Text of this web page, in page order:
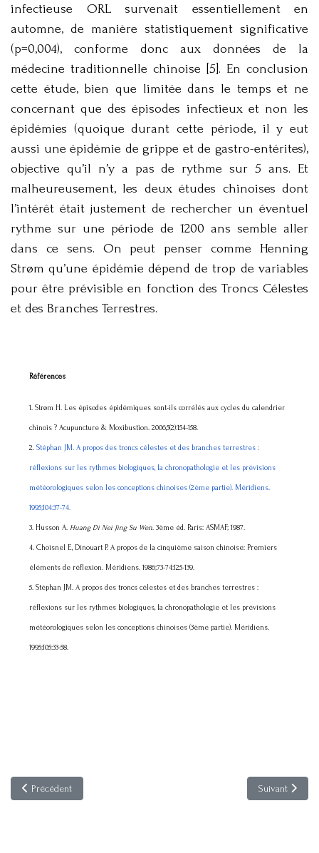
infectieuse ORL survenait essentiellement en
automne, de manière statistiquement significative
(p=0,004), conforme donc aux données de la
médecine traditionnelle chinoise [5]. En conclusion
cette étude, bien que limitée dans le temps et ne
concernant que des épisodes infectieux et non les
épidémies (quoique durant cette période, il y eut
aussi une épidémie de grippe et de gastro-entérites),
objective qu’il n’y a pas de rythme sur 5 ans. Et
malheureusement, les deux études chinoises dont
l’intérêt était justement de rechercher un éventuel
rythme sur une période de 1200 ans semble aller
dans ce sens. On peut penser comme Henning
Strøm qu’une épidémie dépend de trop de variables
pour être prévisible en fonction des Troncs Célestes
et des Branches Terrestres.
Références
1. Strøm H. Les épisodes épidémiques sont-ils corrélés aux cycles du calendrier
chinois ? Acupuncture & Moxibustion. 2006,5(2):154-158.
2. Stéphan JM. A propos des troncs célestes et des branches terrestres :
réflexions sur les rythmes biologiques, la chronopathologie et les prévisions
météorologiques selon les conceptions chinoises (2ème partie). Méridiens.
1995;104:37-74.
3. Husson A. Huang Di Nei Jing Su Wen. 3ème éd. Paris: ASMAF; 1987.
4. Choisnel E, Dinouart P. A propos de la cinquième saison chinoise: Premiers
éléments de réflexion. Méridiens. 1986;73-74:125-139.
5. Stéphan JM. A propos des troncs célestes et des branches terrestres :
réflexions sur les rythmes biologiques, la chronopathologie et les prévisions
météorologiques selon les conceptions chinoises (3ème partie). Méridiens.
1995;105:33-58.
Article précédent : Réflexions sur les rythmes biologiques, la
Précédent Article suivant
Suivant